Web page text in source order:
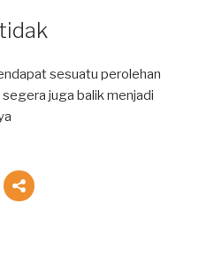
sesuatu perolehan
juga balik menjadi